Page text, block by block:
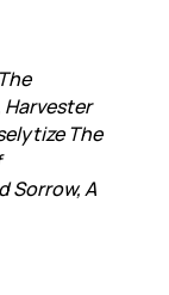
Harvester
The
Sorrow, A